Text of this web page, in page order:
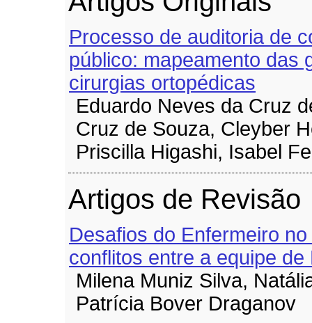
Processo de auditoria de
público: mapeamento das
cirurgias ortopédicas
Eduardo Neves da Cruz
Cruz de Souza, Cleyber
Priscilla Higashi, Isabel
Artigos de Revisão
Desafios do Enfermeiro
conflitos entre a equipe de
Milena Muniz Silva,
Patrícia Bover Draganov